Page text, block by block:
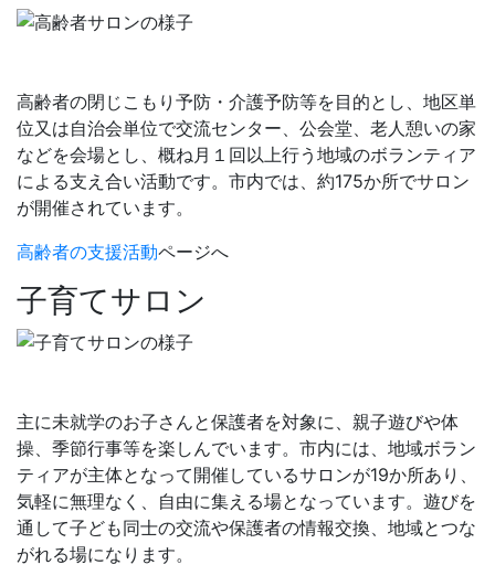
高齢者の閉じこもり予防・介護予防等を目的とし、地区単
位又は自治会単位で交流センター、公会堂、老人憩いの家
などを会場とし、概ね月１回以上行う地域のボランティア
による支え合い活動です。市内では、約175か所でサロン
が開催されています。
高齢者の支援活動ページへ
子育てサロン
主に未就学のお子さんと保護者を対象に、親子遊びや体
操、季節行事等を楽しんでいます。市内には、地域ボラン
ティアが主体となって開催しているサロンが19か所あり、
気軽に無理なく、自由に集える場となっています。遊びを
通して子ども同士の交流や保護者の情報交換、地域とつな
がれる場になります。